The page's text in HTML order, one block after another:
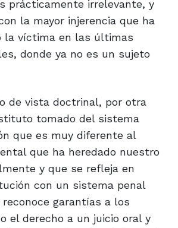
prácticamente irrelevante, y
la mayor injerencia que ha
la víctima en las últimas
donde ya no es un sujeto
de vista doctrinal, por otra
tomado del sistema
que es muy diferente al
que ha heredado nuestro
y que se refleja en
con un sistema penal
garantías a los
el derecho a un juicio oral y